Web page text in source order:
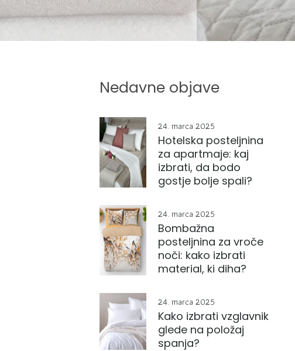
Nedavne objave
24. marca 2025
Hotelska posteljnina
za apartmaje: kaj
izbrati, da bodo
gostje bolje spali?
24. marca 2025
Bombažna
posteljnina za vroče
noči: kako izbrati
material, ki diha?
24. marca 2025
Kako izbrati vzglavnik
glede na položaj
spanja?